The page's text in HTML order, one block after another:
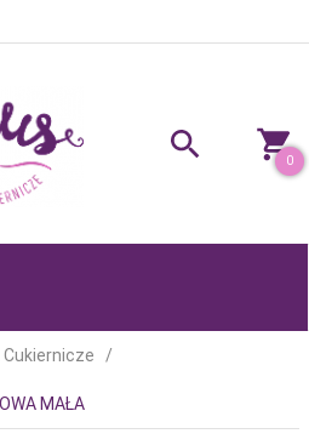
0
MAŁA